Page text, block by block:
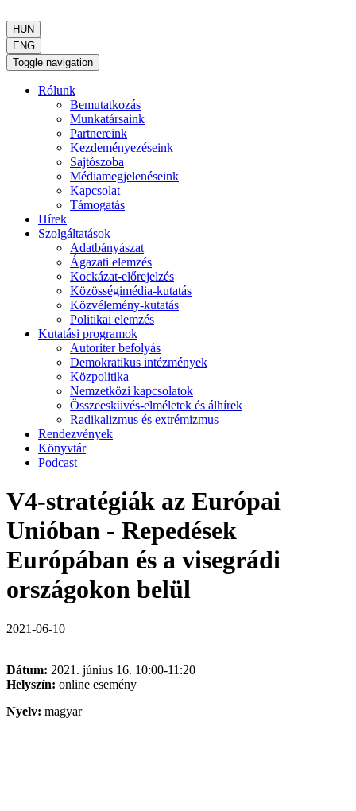
HUN
ENG
Toggle navigation
Rólunk
Bemutatkozás
Munkatársaink
Partnereink
Kezdeményezéseink
Sajtószoba
Médiamegjelenéseink
Kapcsolat
Támogatás
Hírek
Szolgáltatások
Adatbányászat
Ágazati elemzés
Kockázat-előrejelzés
Közösségimédia-kutatás
Közvélemény-kutatás
Politikai elemzés
Kutatási programok
Autoriter befolyás
Demokratikus intézmények
Közpolitika
Nemzetközi kapcsolatok
Összeesküvés-elméletek és álhírek
Radikalizmus és extrémizmus
Rendezvények
Könyvtár
Podcast
V4-stratégiák az Európai
Unióban - Repedések
Európában és a visegrádi
országokon belül
2021-06-10
Dátum: 2021. június 16. 10:00-11:20
Helyszín: online esemény
Nyelv: magyar